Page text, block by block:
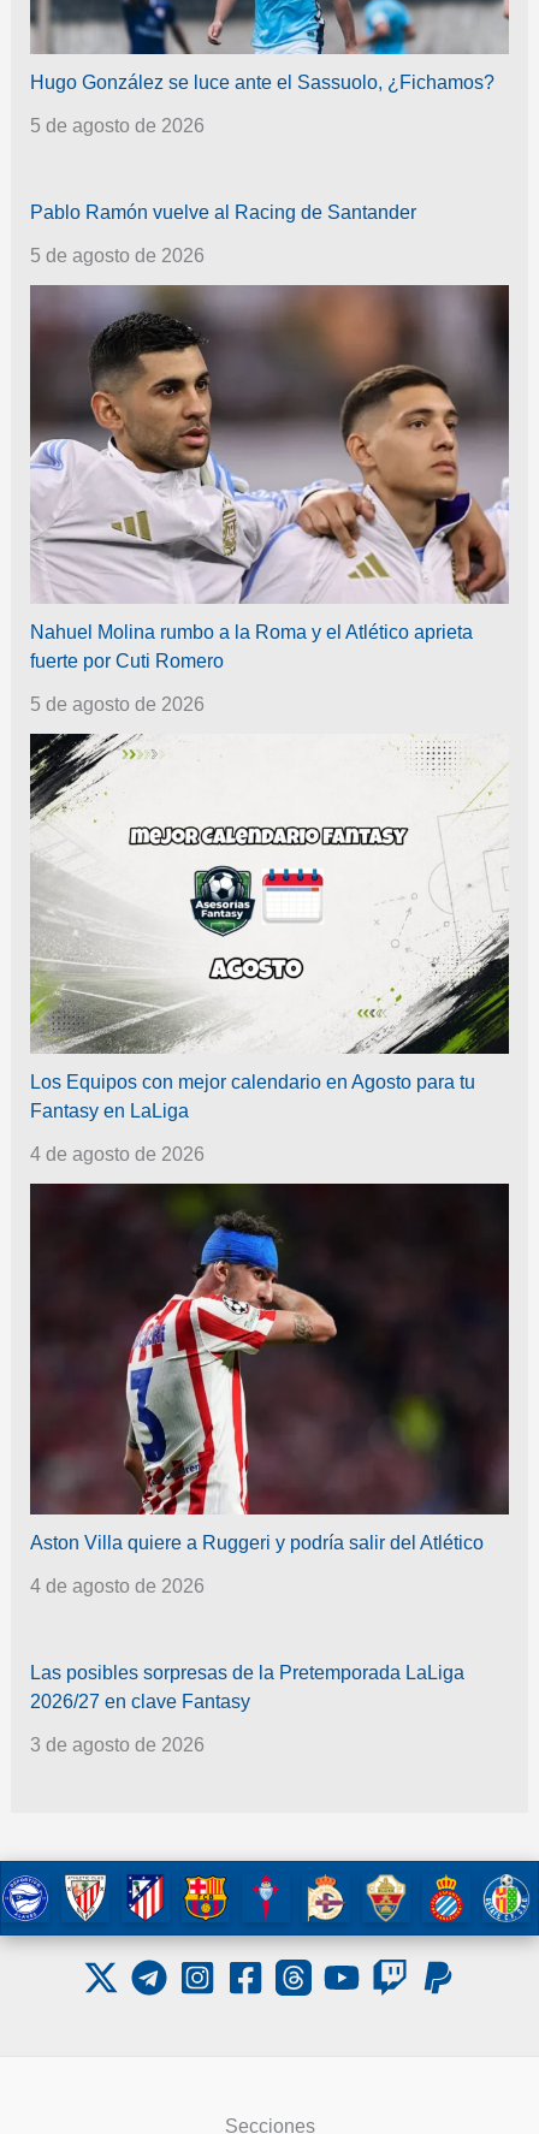
Hugo González se luce ante el Sassuolo, ¿Fichamos?
5 de agosto de 2026
Pablo Ramón vuelve al Racing de Santander
5 de agosto de 2026
Nahuel Molina rumbo a la Roma y el Atlético aprieta
fuerte por Cuti Romero
5 de agosto de 2026
Los Equipos con mejor calendario en Agosto para tu
Fantasy en LaLiga
4 de agosto de 2026
Aston Villa quiere a Ruggeri y podría salir del Atlético
4 de agosto de 2026
Las posibles sorpresas de la Pretemporada LaLiga
2026/27 en clave Fantasy
3 de agosto de 2026
Secciones